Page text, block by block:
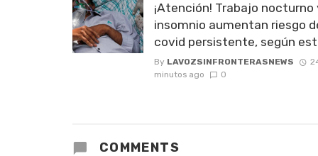
¡Atención! Trabajo nocturno
insomnio aumentan riesgo
covid persistente, según
By LAVOZSINFRONTERASNEWS
minutos ago
0
COMMENTS